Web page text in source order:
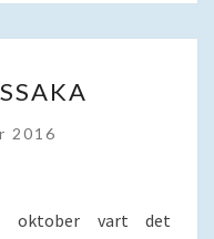
2016
oktober vart det